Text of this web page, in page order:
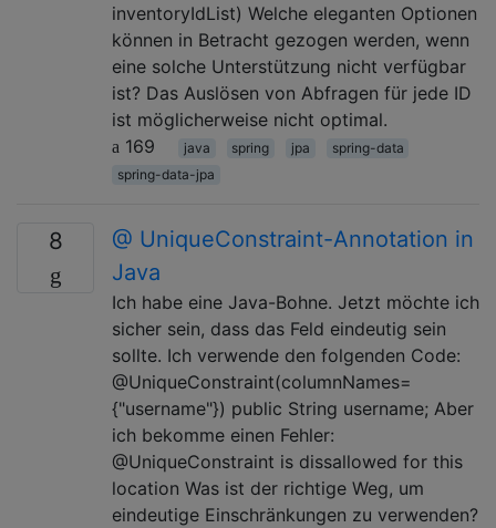
inventoryIdList) Welche eleganten Optionen
können in Betracht gezogen werden, wenn
eine solche Unterstützung nicht verfügbar
ist? Das Auslösen von Abfragen für jede ID
ist möglicherweise nicht optimal.
169
java spring jpa
spring-data
spring-data-jpa
8
@ UniqueConstraint-Annotation in
Java
Ich habe eine Java-Bohne. Jetzt möchte ich
sicher sein, dass das Feld eindeutig sein
sollte. Ich verwende den folgenden Code:
@UniqueConstraint(columnNames=
{"username"}) public String username; Aber
ich bekomme einen Fehler:
@UniqueConstraint is dissallowed for this
location Was ist der richtige Weg, um
eindeutige Einschränkungen zu verwenden?